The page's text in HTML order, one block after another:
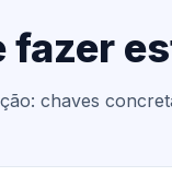
fazer
chaves